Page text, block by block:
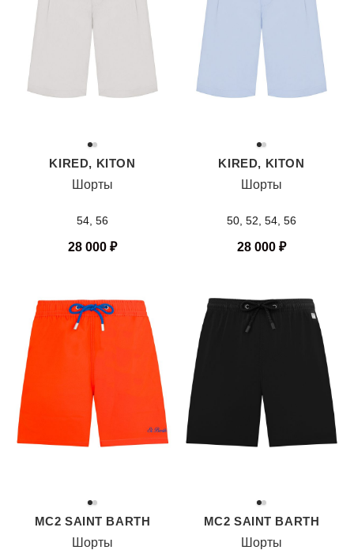
KIRED, KITON
Шорты
54, 56
28 000 ₽
KIRED, KITON
Шорты
50, 52, 54, 56
28 000 ₽
MC2 SAINT BARTH
Шорты
MC2 SAINT BARTH
Шорты